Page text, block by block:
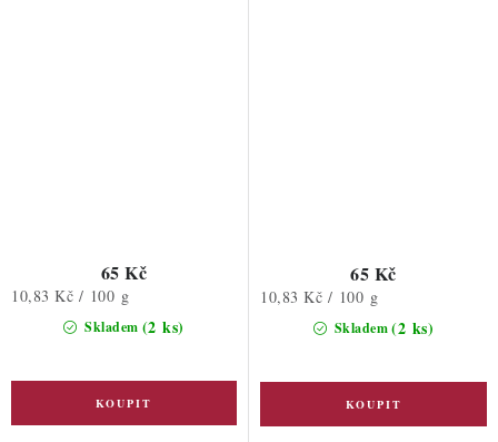
Skladem (2 ks)
65 Kč
Měrná
10,83 Kč / 100 g
Skladem(2 ks)
65 Kč
Měrná
10,83 Kč / 100 g